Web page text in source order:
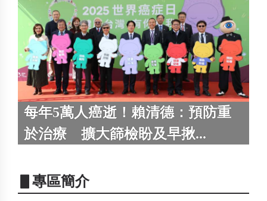
每年5萬人癌逝！賴清德：預防重
於治療 擴大篩檢盼及早揪...
▋專區簡介